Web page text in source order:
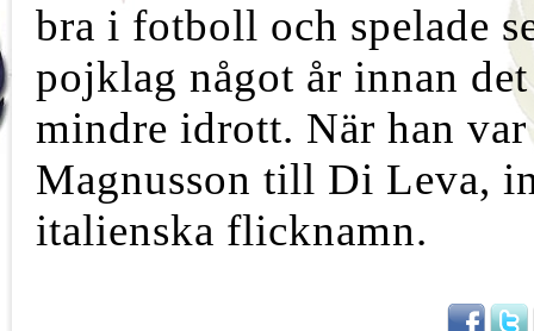
bra i fotboll och spelade
pojklag något år innan
mindre idrott. När han
Magnusson till Di Leva,
italienska flicknamn.